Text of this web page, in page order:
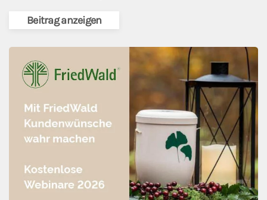
Beitrag anzeigen